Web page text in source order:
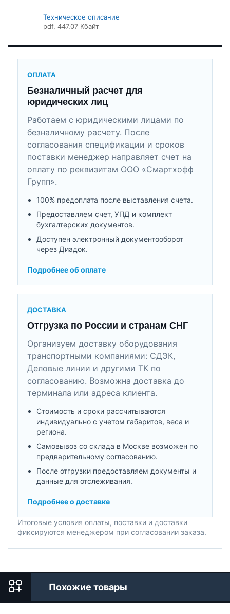
Техническое описание
pdf, 447.07 Кбайт
ОПЛАТА
Безналичный расчет для
юридических лиц
Работаем с юридическими лицами по
безналичному расчету. После
согласования спецификации и сроков
поставки менеджер направляет счет на
оплату по реквизитам ООО «Смартхофф
Групп».
100% предоплата после выставления счета.
Предоставляем счет, УПД и комплект
бухгалтерских документов.
Доступен электронный документооборот
через Диадок.
Подробнее об оплате
ДОСТАВКА
Отгрузка по России и странам СНГ
Организуем доставку оборудования
транспортными компаниями: СДЭК,
Деловые линии и другими ТК по
согласованию. Возможна доставка до
терминала или адреса клиента.
Стоимость и сроки рассчитываются
индивидуально с учетом габаритов, веса и
региона.
Самовывоз со склада в Москве возможен по
предварительному согласованию.
После отгрузки предоставляем документы и
данные для отслеживания.
Подробнее о доставке
Итоговые условия оплаты, поставки и доставки
фиксируются менеджером при согласовании заказа.
Похожие товары